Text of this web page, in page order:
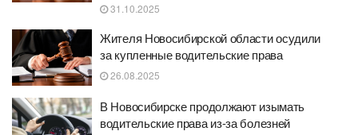
31.10.2025
Жителя Новосибирской области осудили
за купленные водительские права
26.08.2025
В Новосибирске продолжают изымать
водительские права из-за болезней